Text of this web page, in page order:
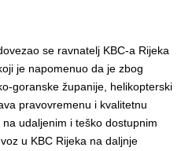
se ravnatelj KBC-a Rijeka
je napomenuo da je zbog
goranske županije, helikopterski
pravovremenu i kvalitetnu
udaljenim i teško dostupnim
u KBC Rijeka na daljnje